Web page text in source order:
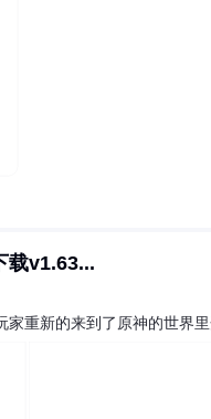
载v1.63...
家重新的来到了原神的世界